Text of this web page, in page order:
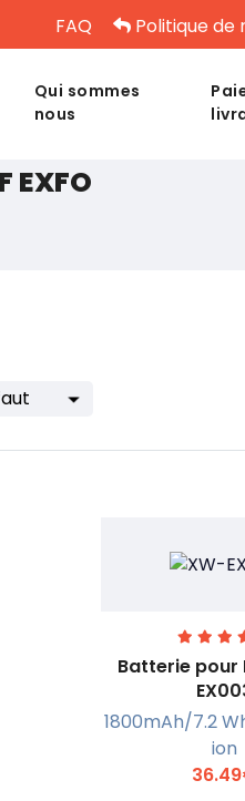
FAQ Politique de
Qui sommes
nous
EXFO
En
Batterie pour
1800mAh/7.2
ion